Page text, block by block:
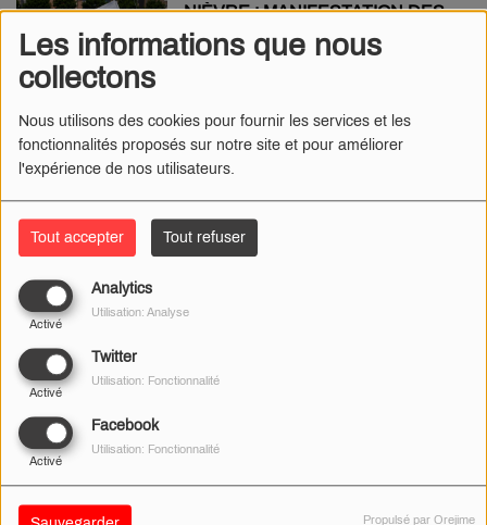
Les informations que nous
collectons
Nous utilisons des cookies pour fournir les services et les
fonctionnalités proposés sur notre site et pour améliorer
l'expérience de nos utilisateurs.
Tout accepter Tout refuser
Analytics
Activé
Utilisation: Analyse
Twitter
Activé
Utilisation: Fonctionnalité
Facebook
Activé
Utilisation: Fonctionnalité
Propulsé par Orejime
NIÈVRE : MANIFESTATION DES
MOTARDS EN COLÈRE
MODIFICATIONS DES
CONDITIONS DE CIRCULATION
LANCÉ APRÈS UN ACCIDENT
JOSEPH KAMEL, JOSIANE
MAISON DE NEVERS DÉVOILE